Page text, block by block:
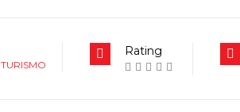
TURISMO
Rating